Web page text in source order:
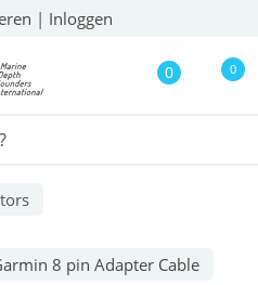
| Inloggen
0 0
8 pin Adapter Cable